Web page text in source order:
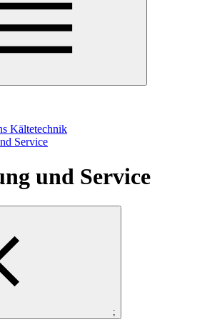
Kältetechnik
Service
und Service
;